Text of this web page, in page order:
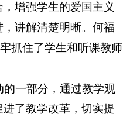
增强学生的爱国主义
，讲解清楚明晰。何福
抓住了学生和听课教师
一部分，通过教学观
了教学改革，切实提